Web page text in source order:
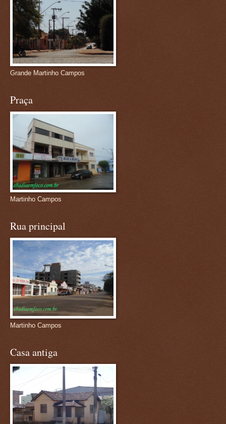
Grande Martinho Campos
Praça
Martinho Campos
Rua principal
Martinho Campos
Casa antiga